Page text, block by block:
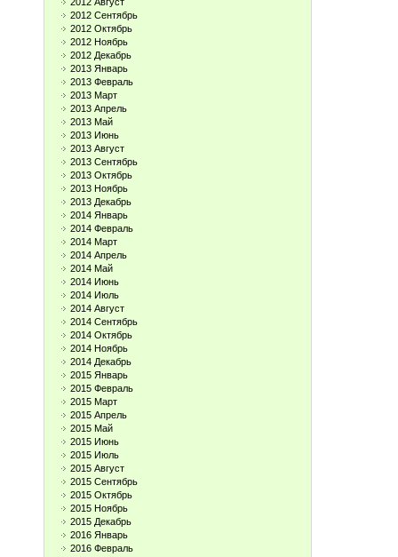
2012 Сентябрь
2012 Октябрь
2012 Ноябрь
2012 Декабрь
2013 Январь
2013 Февраль
2013 Март
2013 Апрель
2013 Май
2013 Июнь
2013 Август
2013 Сентябрь
2013 Октябрь
2013 Ноябрь
2013 Декабрь
2014 Январь
2014 Февраль
2014 Март
2014 Апрель
2014 Май
2014 Июнь
2014 Июль
2014 Август
2014 Сентябрь
2014 Октябрь
2014 Ноябрь
2014 Декабрь
2015 Январь
2015 Февраль
2015 Март
2015 Апрель
2015 Май
2015 Июнь
2015 Июль
2015 Август
2015 Сентябрь
2015 Октябрь
2015 Ноябрь
2015 Декабрь
2016 Январь
2016 Февраль